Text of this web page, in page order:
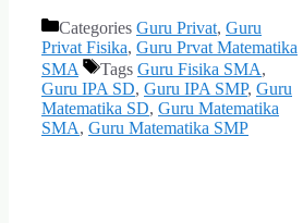
Categories Guru Privat, Guru
Privat Fisika, Guru Prvat Matematika
SMA
Tags Guru Fisika SMA,
Guru IPA SD, Guru IPA SMP, Guru
Matematika SD, Guru Matematika
SMA, Guru Matematika SMP